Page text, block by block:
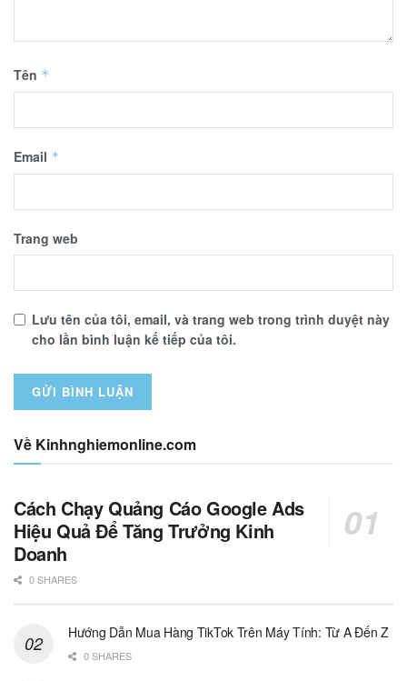
Tên *
Email *
Trang web
Lưu tên của tôi, email, và trang web trong trình duyệt này
cho lần bình luận kế tiếp của tôi.
Về Kinhnghiemonline.com
Cách Chạy Quảng Cáo Google Ads
Hiệu Quả Để Tăng Trưởng Kinh
Doanh
0 SHARES
Hướng Dẫn Mua Hàng TikTok Trên Máy Tính: Từ A Đến Z
0 SHARES